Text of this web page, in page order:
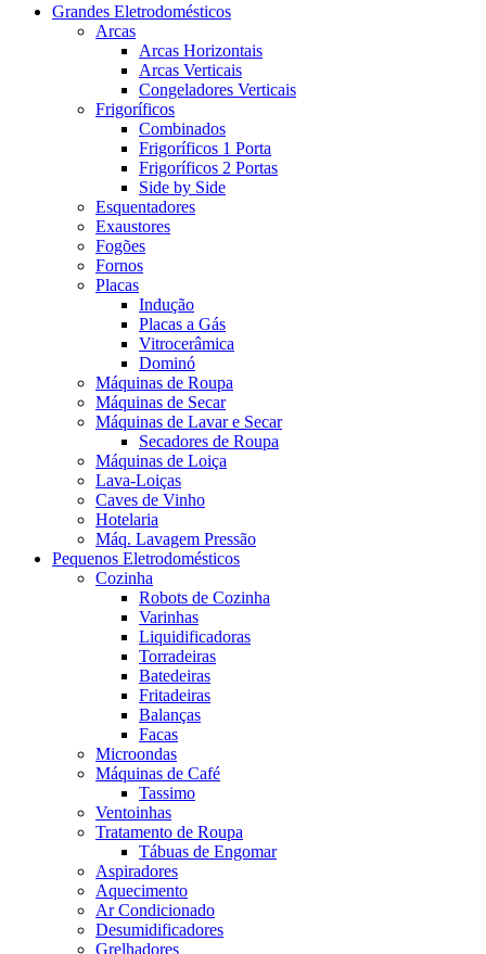
Grandes Eletrodomésticos
Arcas
Arcas Horizontais
Arcas Verticais
Congeladores Verticais
Frigoríficos
Combinados
Frigoríficos 1 Porta
Frigoríficos 2 Portas
Side by Side
Esquentadores
Exaustores
Fogões
Fornos
Placas
Indução
Placas a Gás
Vitrocerâmica
Dominó
Máquinas de Roupa
Máquinas de Secar
Máquinas de Lavar e Secar
Secadores de Roupa
Máquinas de Loiça
Lava-Loiças
Caves de Vinho
Hotelaria
Máq. Lavagem Pressão
Pequenos Eletrodomésticos
Cozinha
Robots de Cozinha
Varinhas
Liquidificadoras
Torradeiras
Batedeiras
Fritadeiras
Balanças
Facas
Microondas
Máquinas de Café
Tassimo
Ventoinhas
Tratamento de Roupa
Tábuas de Engomar
Aspiradores
Aquecimento
Ar Condicionado
Desumidificadores
Grelhadores